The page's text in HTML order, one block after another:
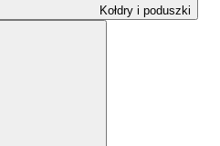
Kołdry i poduszki